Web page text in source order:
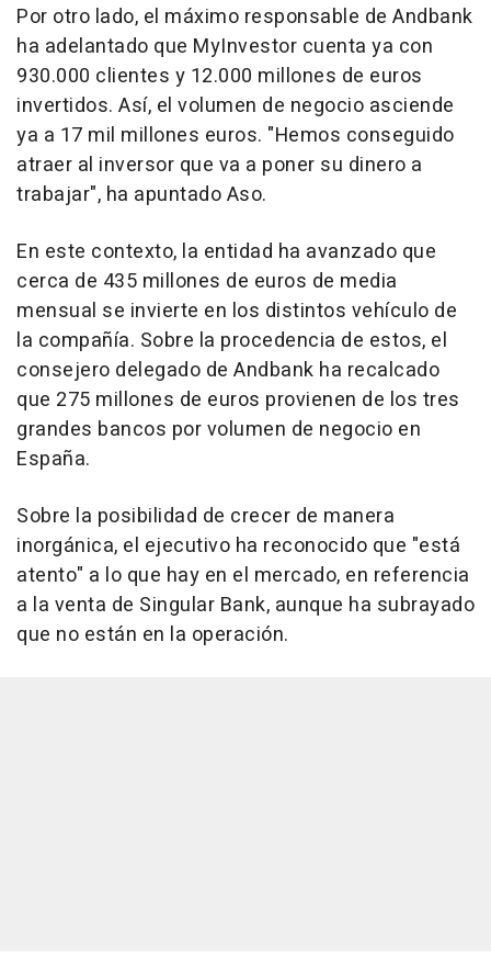
Por otro lado, el máximo responsable de Andbank
ha adelantado que MyInvestor cuenta ya con
930.000 clientes y 12.000 millones de euros
invertidos. Así, el volumen de negocio asciende
ya a 17 mil millones euros. "Hemos conseguido
atraer al inversor que va a poner su dinero a
trabajar", ha apuntado Aso.
En este contexto, la entidad ha avanzado que
cerca de 435 millones de euros de media
mensual se invierte en los distintos vehículo de
la compañía. Sobre la procedencia de estos, el
consejero delegado de Andbank ha recalcado
que 275 millones de euros provienen de los tres
grandes bancos por volumen de negocio en
España.
Sobre la posibilidad de crecer de manera
inorgánica, el ejecutivo ha reconocido que "está
atento" a lo que hay en el mercado, en referencia
a la venta de Singular Bank, aunque ha subrayado
que no están en la operación.